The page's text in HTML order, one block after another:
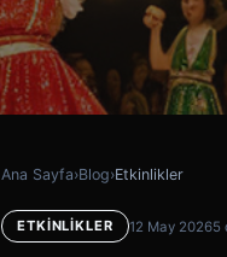
Ana Sayfa›Blog›Etkinlikler
ETKINLIKLER 12 May 20265